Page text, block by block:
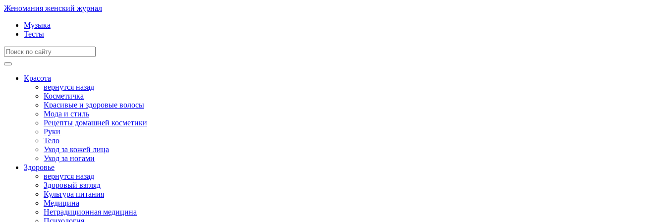
Женомания женский журнал
Музыка
Тесты
Красота
вернутся назад
Косметичка
Красивые и здоровые волосы
Мода и стиль
Рецепты домашней косметики
Руки
Тело
Уход за кожей лица
Уход за ногами
Здоровье
вернутся назад
Здоровый взгляд
Культура питания
Медицина
Нетрадиционная медицина